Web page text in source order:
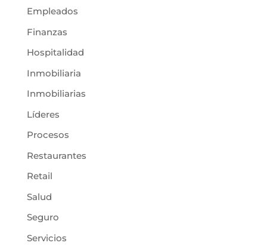
Empleados
Finanzas
Hospitalidad
Inmobiliaria
Inmobiliarias
Líderes
Procesos
Restaurantes
Retail
Salud
Seguro
Servicios